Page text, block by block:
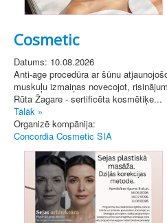
Cosmetic
Datums: 10.08.2026
Anti-age procedūra ar šūnu
muskuļu izmaiņas novecojot,
Rūta Žagare - sertificēta kosmētiķe...
Tālāk »
Organizē kompānija:
Concordia Cosmetic SIA